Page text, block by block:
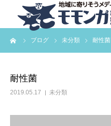
ブログ 未分類 耐性菌
耐性菌
2019.05.17 未分類
HOME